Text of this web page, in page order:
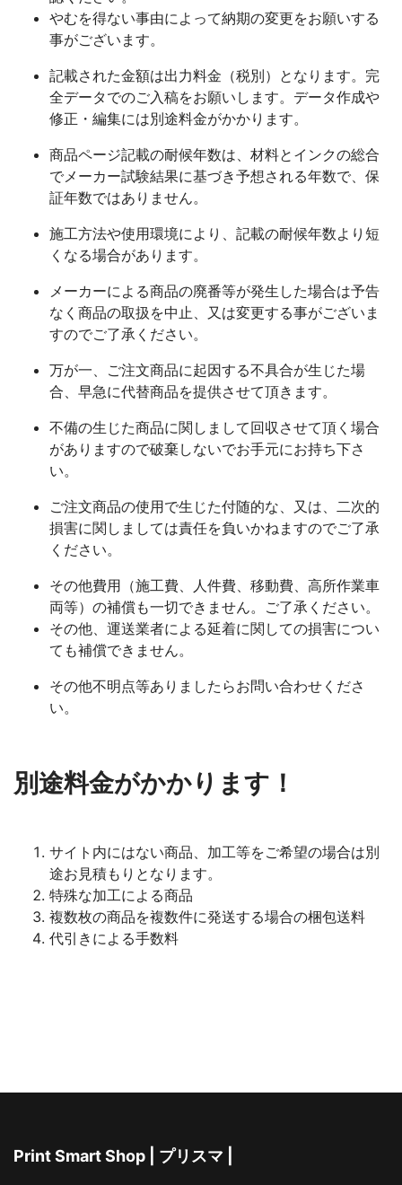
やむを得ない事由によって納期の変更をお願いする
事がございます。
記載された金額は出力料金（税別）となります。完
全データでのご入稿をお願いします。データ作成や
修正・編集には別途料金がかかります。
商品ページ記載の耐候年数は、材料とインクの総合
でメーカー試験結果に基づき予想される年数で、保
証年数ではありません。
施工方法や使用環境により、記載の耐候年数より短
くなる場合があります。
メーカーによる商品の廃番等が発生した場合は予告
なく商品の取扱を中止、又は変更する事がございま
すのでご了承ください。
万が一、ご注文商品に起因する不具合が生じた場
合、早急に代替商品を提供させて頂きます。
不備の生じた商品に関しまして回収させて頂く場合
がありますので破棄しないでお手元にお持ち下さ
い。
ご注文商品の使用で生じた付随的な、又は、二次的
損害に関しましては責任を負いかねますのでご了承
ください。
その他費用（施工費、人件費、移動費、高所作業車
両等）の補償も一切できません。ご了承ください。
その他、運送業者による延着に関しての損害につい
ても補償できません。
その他不明点等ありましたらお問い合わせくださ
い。
別途料金がかかります！
サイト内にはない商品、加工等をご希望の場合は別
途お見積もりとなります。
特殊な加工による商品
複数枚の商品を複数件に発送する場合の梱包送料
代引きによる手数料
Print Smart Shop | プリスマ |